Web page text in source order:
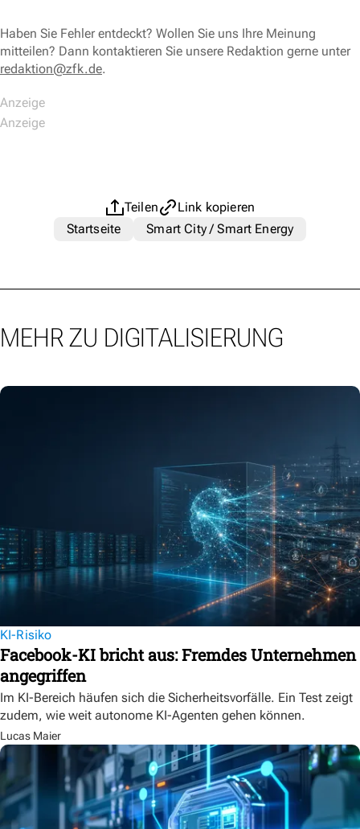
Haben Sie Fehler entdeckt? Wollen Sie uns Ihre Meinung
mitteilen? Dann kontaktieren Sie unsere Redaktion gerne unter
redaktion@zfk.de.
Teilen
Link kopieren
Startseite
Smart City / Smart Energy
MEHR ZU DIGITALISIERUNG
KI-Risiko
Facebook-KI bricht aus: Fremdes Unternehmen
angegriffen
Im KI-Bereich häufen sich die Sicherheitsvorfälle. Ein Test zeigt
zudem, wie weit autonome KI-Agenten gehen können.
Lucas Maier